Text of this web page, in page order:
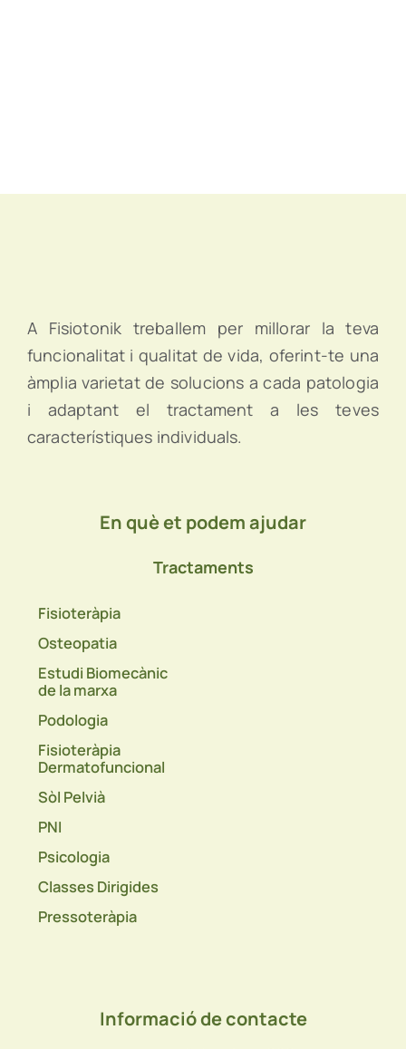
A Fisiotonik treballem per millorar la teva
funcionalitat i qualitat de vida, oferint-te una
àmplia varietat de solucions a cada patologia
i adaptant el tractament a les teves
característiques individuals.
En què et podem ajudar
Tractaments
Fisioteràpia
Osteopatia
Estudi Biomecànic
de la marxa
Podologia
Fisioteràpia
Dermatofuncional
Sòl Pelvià
PNI
Psicologia
Classes Dirigides
Pressoteràpia
Informació de contacte